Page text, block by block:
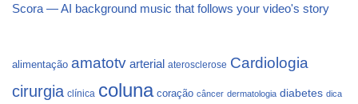
Scora — AI background music that follows your video's story
alimentação amatotv arterial aterosclerose Cardiologia
cirurgia clínica coluna coração câncer dermatologia diabetes dica